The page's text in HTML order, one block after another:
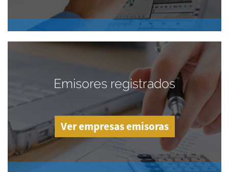
Emisores registrados
Ver empresas emisoras